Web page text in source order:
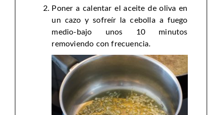
Poner a calentar el aceite de oliva en
un cazo y sofreír la cebolla a fuego
medio-bajo unos 10 minutos
removiendo con frecuencia.